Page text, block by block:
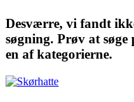
Desværre, vi fandt
søgning. Prøv at søge
en af kategorierne.